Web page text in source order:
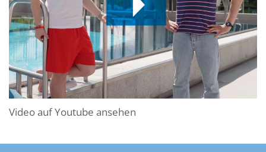
Video auf Youtube ansehen